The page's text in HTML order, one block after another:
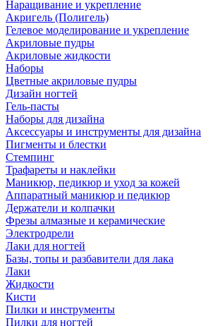
Наращивание и укрепление
Акригель (Полигель)
Гелевое моделирование и укрепление
Акриловые пудры
Акриловые жидкости
Наборы
Цветные акриловые пудры
Дизайн ногтей
Гель-пасты
Наборы для дизайна
Аксессуары и инструменты для дизайна
Пигменты и блестки
Стемпинг
Трафареты и наклейки
Маникюр, педикюр и уход за кожей
Аппаратный маникюр и педикюр
Держатели и колпачки
Фрезы алмазные и керамические
Электродрели
Лаки для ногтей
Базы, топы и разбавители для лака
Лаки
Жидкости
Кисти
Пилки и инструменты
Пилки для ногтей